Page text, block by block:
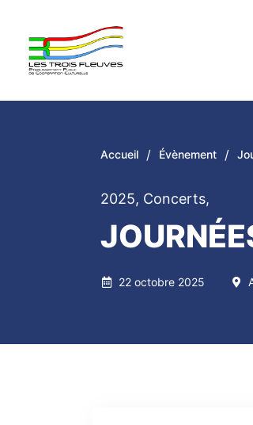
Accueil / Évènement /
2025, Concerts,
22 octobre 2025